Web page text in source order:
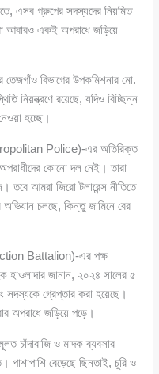
এসব গ্রুপের সদস্যদের নিয়মিত
আবারও একই অপরাধে জড়িয়ে
বিভাগের উপকমিশনার মো.
নিয়ন্ত্রণে রয়েছে, যদিও বিচ্ছিন্ন
হচ্ছে।
Police)-এর অতিরিক্ত
কোনো দল নেই। তারা
তবে আমরা জিরো টলারেন্স নীতিতে
চলছে, কিন্তু জামিনে বের
Battalion)-এর পক্ষ
জানান, ২০২৪ সালের ৫
সদস্যকে গ্রেপ্তার করা হয়েছে।
অপরাধে জড়িয়ে পড়ে।
চাঁদাবাজি ও মাদক ব্যবসার
পাশাপাশি বেড়েছে ছিনতাই, চুরি ও